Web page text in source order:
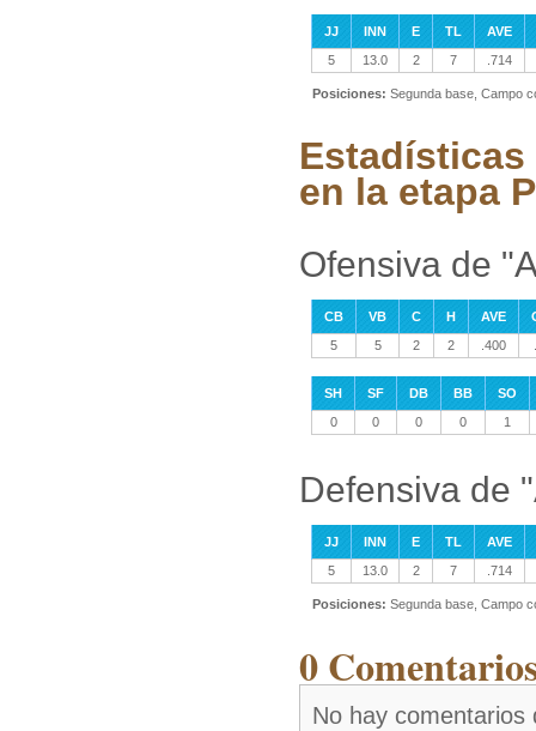
JJ INN E TL
AVE
5
13.0 2 7 .714
Posiciones: Segunda base, Campo
Estadísticas
en la etapa
Ofensiva de
CB VB C H AVE
5
5 2 2 .400
SH SF DB BB
SO
0
0 0 0 1
Defensiva de
JJ INN E TL
AVE
5
13.0 2 7 .714
Posiciones: Segunda base, Campo
0
No hay comentarios